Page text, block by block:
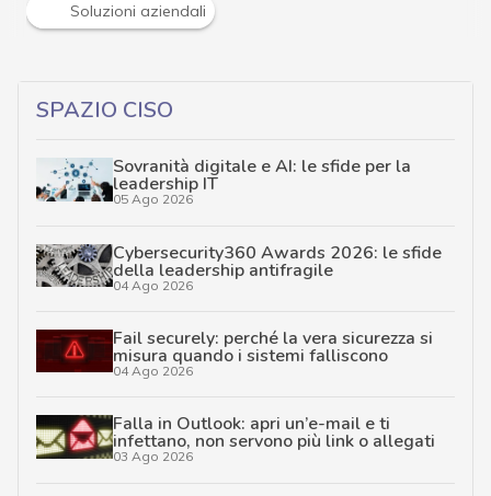
Soluzioni aziendali
SPAZIO CISO
Sovranità digitale e AI: le sfide per la
leadership IT
05 Ago 2026
Cybersecurity360 Awards 2026: le sfide
della leadership antifragile
04 Ago 2026
Fail securely: perché la vera sicurezza si
misura quando i sistemi falliscono
04 Ago 2026
Falla in Outlook: apri un’e-mail e ti
infettano, non servono più link o allegati
03 Ago 2026